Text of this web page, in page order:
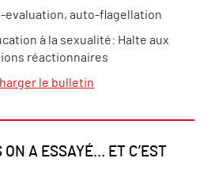
evaluation, auto-flagellation
à la sexualité: Halte aux
réactionnaires
le bulletin
A ESSAYÉ… ET C’EST